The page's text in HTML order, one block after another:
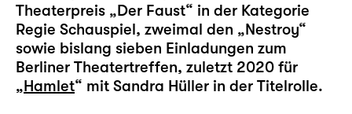
Theaterpreis „Der Faust“ in der Kategorie
Regie Schauspiel, zweimal den „Nestroy“
sowie bislang sieben Einladungen zum
Berliner Theatertreffen, zuletzt 2020 für
„Hamlet“ mit Sandra Hüller in der Titelrolle.